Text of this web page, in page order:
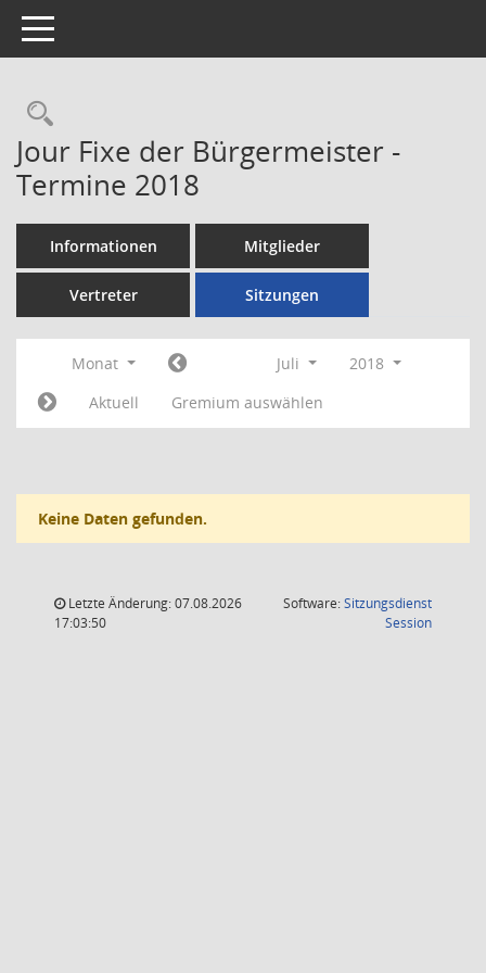
Toggle navigation
Rechercheauswahl
Jour Fixe der Bürgermeister -
Termine 2018
Informationen Mitglieder
Vertreter Sitzungen
Monat Juli
2018
Aktuell
Gremium auswählen
Keine Daten gefunden.
Letzte Änderung: 07.08.2026
17:03:50
Software:Sitzungsdienst
Session(Wird in